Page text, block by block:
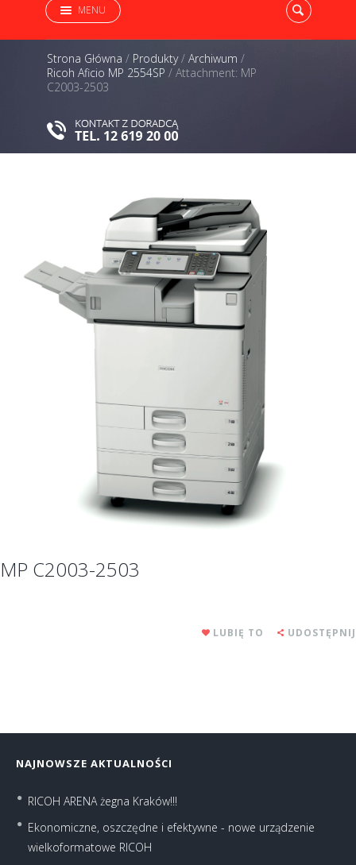
MENU
Strona Główna / Produkty/ Archiwum /
Ricoh Aficio MP 2554SP / Attachment: MP
C2003-2503
MP C2003-2503
LUBIĘ TO UDOSTĘPNIJ
NAJNOWSZE AKTUALNOŚCI
RICOH ARENA żegna Kraków!!!
Ekonomiczne, oszczędne i efektywne - nowe urządzenie
wielkoformatowe RICOH